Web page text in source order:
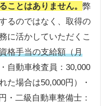
ことはありません。弊
るのではなく、取得の
に活かしていただくこ
格手当の支給額（月
自動車検査員：30,000
場合は50,000円）・
・二級自動車整備士：